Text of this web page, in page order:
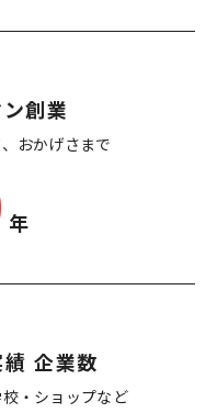
創業
おかげさまで
年
企業数
・ショップなど